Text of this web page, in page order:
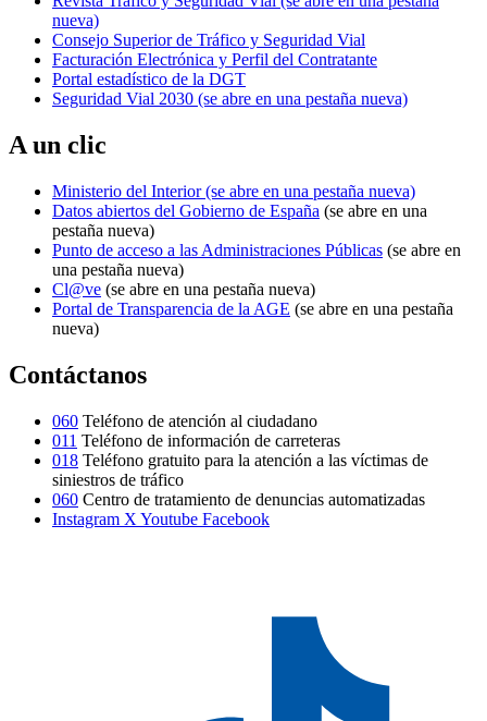
nueva)
Consejo Superior de Tráfico y Seguridad Vial
Facturación Electrónica y Perfil del Contratante
Portal estadístico de la DGT
Seguridad Vial 2030 (se abre en una pestaña nueva)
A un clic
Ministerio del Interior(se abre en una pestaña nueva)
Datos abiertos del Gobierno de España (se abre en una
pestaña nueva)
Punto de acceso a las Administraciones Públicas (se abre en
una pestaña nueva)
Cl@ve (se abre en una pestaña nueva)
Portal de Transparencia de la AGE (se abre en una pestaña
nueva)
Contáctanos
060 Teléfono de atención al ciudadano
011 Teléfono de información de carreteras
018 Teléfono gratuito para la atención a las víctimas de
siniestros de tráfico
060 Centro de tratamiento de denuncias automatizadas
Instagram X Youtube Facebook